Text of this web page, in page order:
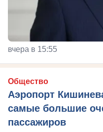
вчера в 15:55
Общество
Аэропорт
самые большие
пассажиров